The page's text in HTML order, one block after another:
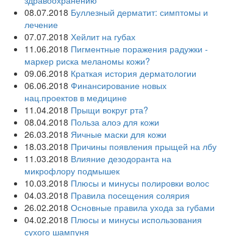
08.07.2018 Буллезный дерматит: симптомы и
лечение
07.07.2018 Хейлит на губах
11.06.2018 Пигментные поражения радужки -
маркер риска меланомы кожи?
09.06.2018 Краткая история дерматологии
06.06.2018 Финансирование новых
нац.проектов в медицине
11.04.2018 Прыщи вокруг рта?
08.04.2018 Польза алоэ для кожи
26.03.2018 Яичные маски для кожи
18.03.2018 Причины появления прыщей на лбу
11.03.2018 Влияние дезодоранта на
микрофлору подмышек
10.03.2018 Плюсы и минусы полировки волос
04.03.2018 Правила посещения солярия
26.02.2018 Основные правила ухода за губами
04.02.2018 Плюсы и минусы использования
сухого шампуня